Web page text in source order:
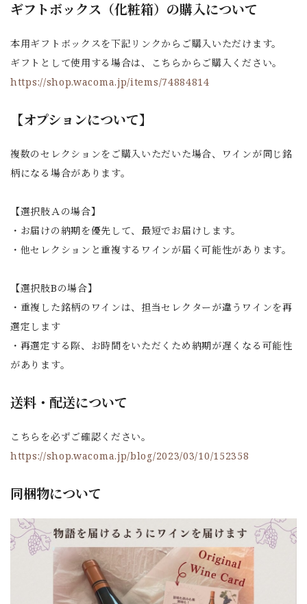
ギフトボックス（化粧箱）の購入について
本用ギフトボックスを下記リンクからご購入いただけます。
ギフトとして使用する場合は、こちらからご購入ください。
https://shop.wacoma.jp/items/74884814
【オプションについて】
複数のセレクションをご購入いただいた場合、ワインが同じ銘
柄になる場合があります。
【選択肢Ａの場合】
・お届けの納期を優先して、最短でお届けします。
・他セレクションと重複するワインが届く可能性があります。
【選択肢Bの場合】
・重複した銘柄のワインは、担当セレクターが違うワインを再
選定します
・再選定する際、お時間をいただくため納期が遅くなる可能性
があります。
送料・配送について
こちらを必ずご確認ください。
https://shop.wacoma.jp/blog/2023/03/10/152358
同梱物について